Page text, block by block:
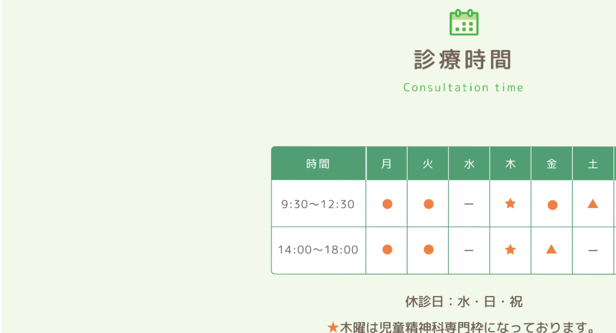
休診日：水・日・祝
★木曜は児童精神科専門枠になっております。